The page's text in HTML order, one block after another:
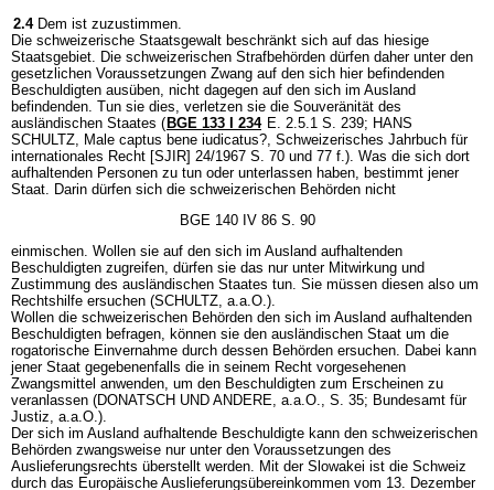
2.4 Dem ist zuzustimmen.
Die schweizerische Staatsgewalt beschränkt sich auf das hiesige
Staatsgebiet. Die schweizerischen Strafbehörden dürfen daher unter den
gesetzlichen Voraussetzungen Zwang auf den sich hier befindenden
Beschuldigten ausüben, nicht dagegen auf den sich im Ausland
befindenden. Tun sie dies, verletzen sie die Souveränität des
ausländischen Staates ( BGE 133 I 234 E. 2.5.1 S. 239; HANS
SCHULTZ, Male captus bene iudicatus?, Schweizerisches Jahrbuch für
internationales Recht [SJIR] 24/1967 S. 70 und 77 f.). Was die sich dort
aufhaltenden Personen zu tun oder unterlassen haben, bestimmt jener
Staat. Darin dürfen sich die schweizerischen Behörden nicht
BGE 140 IV 86 S. 90
einmischen. Wollen sie auf den sich im Ausland aufhaltenden
Beschuldigten zugreifen, dürfen sie das nur unter Mitwirkung und
Zustimmung des ausländischen Staates tun. Sie müssen diesen also um
Rechtshilfe ersuchen (SCHULTZ, a.a.O.).
Wollen die schweizerischen Behörden den sich im Ausland aufhaltenden
Beschuldigten befragen, können sie den ausländischen Staat um die
rogatorische Einvernahme durch dessen Behörden ersuchen. Dabei kann
jener Staat gegebenenfalls die in seinem Recht vorgesehenen
Zwangsmittel anwenden, um den Beschuldigten zum Erscheinen zu
veranlassen (DONATSCH UND ANDERE, a.a.O., S. 35; Bundesamt für
Justiz, a.a.O.).
Der sich im Ausland aufhaltende Beschuldigte kann den schweizerischen
Behörden zwangsweise nur unter den Voraussetzungen des
Auslieferungsrechts überstellt werden. Mit der Slowakei ist die Schweiz
durch das Europäische Auslieferungsübereinkommen vom 13. Dezember